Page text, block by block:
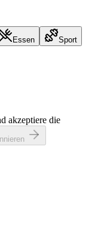
Essen Sport
akzeptiere die